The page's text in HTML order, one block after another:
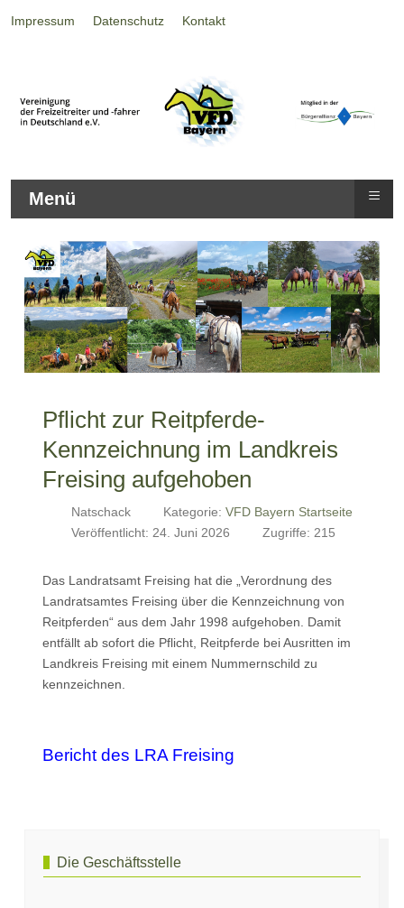
Impressum Datenschutz Kontakt
Menü ≡
Pflicht zur Reitpferde-
Kennzeichnung im Landkreis
Freising aufgehoben
Natschack Kategorie: VFD Bayern Startseite
Veröffentlicht: 24. Juni 2026
Zugriffe: 215
Das Landratsamt Freising hat die „Verordnung des
Landratsamtes Freising über die Kennzeichnung von
Reitpferden“ aus dem Jahr 1998 aufgehoben. Damit
entfällt ab sofort die Pflicht, Reitpferde bei Ausritten im
Landkreis Freising mit einem Nummernschild zu
kennzeichnen.
Bericht des LRA Freising
Die Geschäftsstelle